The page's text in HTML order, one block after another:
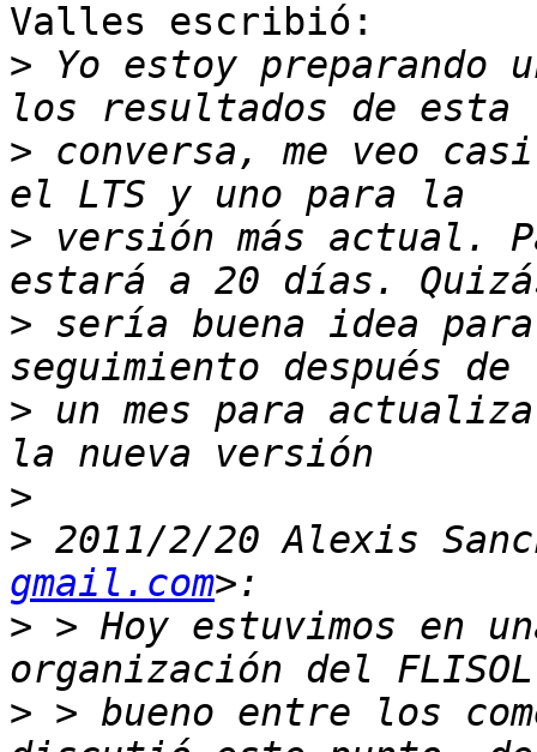
Valles escribió:
> Yo estoy preparando
> conversa, me veo
> versión más actual.
> sería buena idea
> un mes para
>
> 2011/2/20 Alexis
gmail.com
> > Hoy estuvimos en
> > bueno entre los